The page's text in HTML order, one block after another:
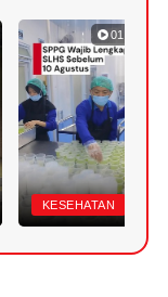
01:07
KESEHATAN